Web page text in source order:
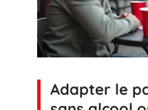
Adapter le